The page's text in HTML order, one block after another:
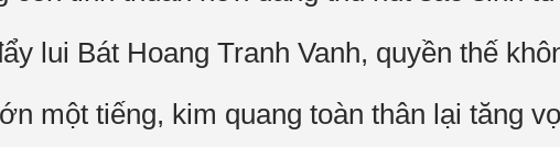
lui Bát Hoang Tranh Vanh, quyền thế
một tiếng, kim quang toàn thân lại tăng